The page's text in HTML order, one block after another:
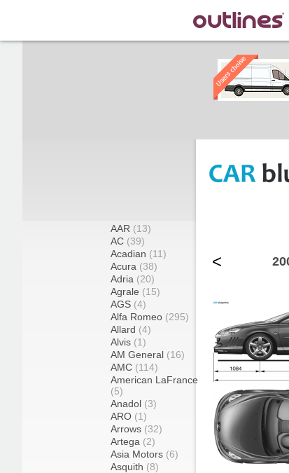
AAR (13)
AC (39)
Acadian (11)
Acura (38)
Adria (20)
Agrale (15)
AGS (4)
Alfa Romeo (295)
Allard (4)
Alvis (1)
AM General (16)
AMC (114)
American LaFrance
(5)
Anadol (3)
ARO (1)
Arrows (32)
Artega (2)
Asia Motors (6)
Asquith (8)
<